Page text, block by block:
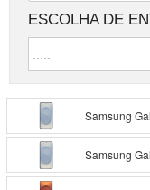
ESCOLHA DE
Samsung
Samsung